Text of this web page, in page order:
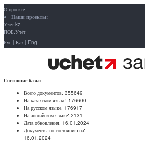
О проекте
Наши проекты:
Учёт.kz
ПОБ.Учёт
Рус | Қаз | Eng
Состояние базы:
Всего документов: 355649
На казахском языке: 176600
На русском языке: 176917
На английском языке: 2131
Дата обновления: 16.01.2024
Документы по состоянию на:
16.01.2024